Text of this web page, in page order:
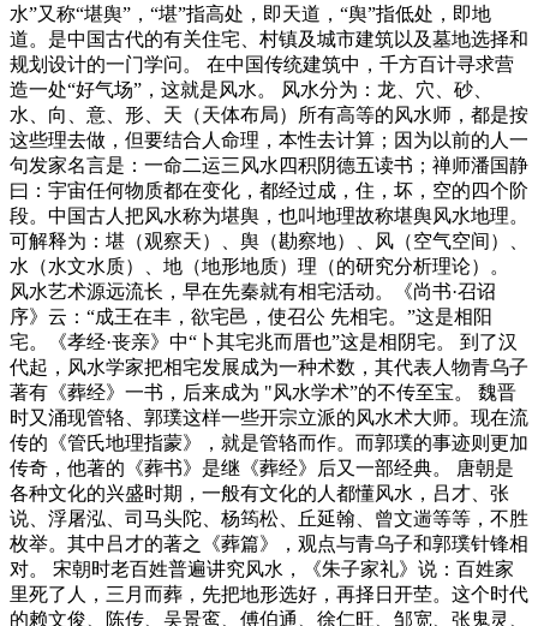
水”又称“堪舆”，“堪”指高处，即天道，“舆”指低处，即地
道。是中国古代的有关住宅、村镇及城市建筑以及墓地选择和
规划设计的一门学问。 在中国传统建筑中，千方百计寻求营
造一处“好气场”，这就是风水。 风水分为：龙、穴、砂、
水、向、意、形、天（天体布局）所有高等的风水师，都是按
这些理去做，但要结合人命理，本性去计算；因为以前的人一
句发家名言是：一命二运三风水四积阴德五读书；禅师潘国静
曰：宇宙任何物质都在变化，都经过成，住，坏，空的四个阶
段。中国古人把风水称为堪舆，也叫地理故称堪舆风水地理。
可解释为：堪（观察天）、舆（勘察地）、风（空气空间）、
水（水文水质）、地（地形地质）理（的研究分析理论）。
风水艺术源远流长，早在先秦就有相宅活动。《尚书·召诏
序》云：“成王在丰，欲宅邑，使召公 先相宅。”这是相阳
宅。《孝经·丧亲》中“卜其宅兆而厝也”这是相阴宅。 到了汉
代起，风水学家把相宅发展成为一种术数，其代表人物青乌子
著有《葬经》一书，后来成为 "风水学术”的不传至宝。 魏晋
时又涌现管辂、郭璞这样一些开宗立派的风水术大师。现在流
传的《管氏地理指蒙》，就是管辂而作。而郭璞的事迹则更加
传奇，他著的《葬书》是继《葬经》后又一部经典。 唐朝是
各种文化的兴盛时期，一般有文化的人都懂风水，吕才、张
说、浮屠泓、司马头陀、杨筠松、丘延翰、曾文遄等等，不胜
枚举。其中吕才的著之《葬篇》，观点与青乌子和郭璞针锋相
对。 宋朝时老百姓普遍讲究风水，《朱子家礼》说：百姓家
里死了人，三月而葬，先把地形选好，再择日开茔。这个时代
的赖文俊、陈传、吴景鸾、傅伯通、徐仁旺、邹宽、张鬼灵、